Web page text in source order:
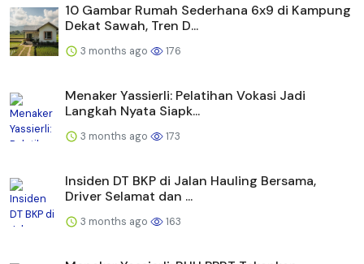
10 Gambar Rumah Sederhana 6x9 di Kampung
Dekat Sawah, Tren D...
3 months ago 176
Menaker Yassierli: Pelatihan Vokasi Jadi
Langkah Nyata Siapk...
3 months ago 173
Insiden DT BKP di Jalan Hauling Bersama,
Driver Selamat dan ...
3 months ago 163